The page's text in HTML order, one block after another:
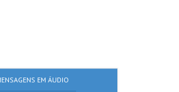
EM ÁUDIO